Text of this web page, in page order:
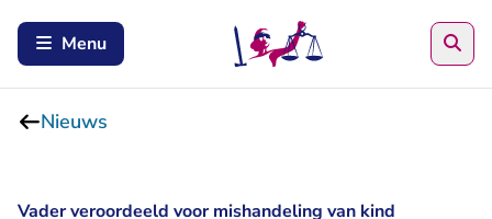
Menu
Nieuws
Vader veroordeeld voor mishandeling van kind